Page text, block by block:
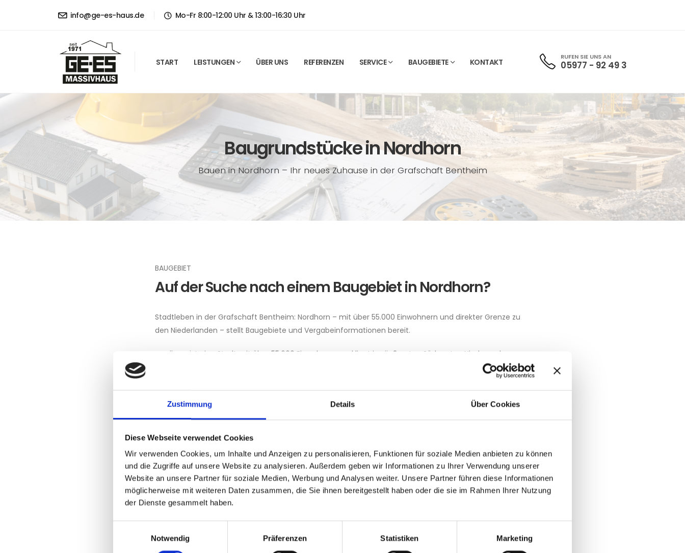
Zustimmung Details Über Cookies
Diese Webseite verwendet Cookies
Wir verwenden Cookies, um Inhalte und Anzeigen zu personalisieren, Funktionen für soziale Medien anbieten zu können
und die Zugriffe auf unsere Website zu analysieren. Außerdem geben wir Informationen zu Ihrer Verwendung unserer
Website an unsere Partner für soziale Medien, Werbung und Analysen weiter. Unsere Partner führen diese Informationen
möglicherweise mit weiteren Daten zusammen, die Sie ihnen bereitgestellt haben oder die sie im Rahmen Ihrer Nutzung
der Dienste gesammelt haben.
Notwendig
Präferenzen Statistiken Marketing
info@ge-es-haus.de Mo-Fr 8:00-12:00 Uhr & 13:00-16:30 Uhr
START LEISTUNGEN ÜBER UNS REFERENZEN SERVICE BAUGEBIETE KONTAKT
RUFEN SIE UNS AN
05977 - 92 49 3
Baugrundstücke in Nordhorn
Bauen in Nordhorn – Ihr neues Zuhause in der Grafschaft Bentheim
BAUGEBIET
Auf der Suche nach einem Baugebiet in Nordhorn?
Stadtleben in der Grafschaft Bentheim: Nordhorn – mit über 55.000 Einwohnern und direkter Grenze zu
den Niederlanden – stellt Baugebiete und Vergabeinformationen bereit.
Nordhorn ist eine Stadt mit über 55.600 Einwohnern und liegt im äußersten Südwesten Niedersachsens.
Sie grenzt direkt an die Niederlande und befindet sich in unmittelbarer Nähe zur nordrhein-westfälischen
Landesgrenze. Als Kreisstadt des Landkreises Grafschaft Bentheim und Mitglied der Euregio spielt
Nordhorn eine zentrale Rolle in der Region.
Über den folgenden Button gelangen Sie direkt zur Seite der Stadt Nordhorn mit allen Informationen zu
Bauen in Nordhorn – Stadt Nordhorn
Sie haben bereits ein Grundstück in Nordhorn oder planen den Kauf? Wir beraten Sie
gern zu Ihrem Hausbau-Projekt – schlüsselfertig zum Festpreis.